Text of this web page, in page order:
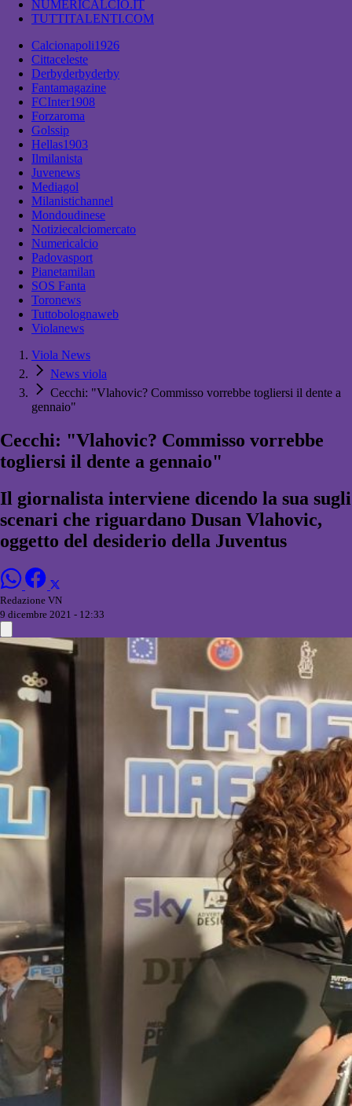
NUMERICALCIO.IT
TUTTITALENTI.COM
Calcionapoli1926
Cittaceleste
Derbyderbyderby
Fantamagazine
FCInter1908
Forzaroma
Golssip
Hellas1903
Ilmilanista
Juvenews
Mediagol
Milanistichannel
Mondoudinese
Notiziecalciomercato
Numericalcio
Padovasport
Pianetamilan
SOS Fanta
Toronews
Tuttobolognaweb
Violanews
Viola News
News viola
Cecchi: "Vlahovic? Commisso vorrebbe togliersi il dente a
gennaio"
Cecchi: "Vlahovic? Commisso vorrebbe
togliersi il dente a gennaio"
Il giornalista interviene dicendo la sua sugli
scenari che riguardano Dusan Vlahovic,
oggetto del desiderio della Juventus
Redazione VN
9 dicembre 2021 - 12:33